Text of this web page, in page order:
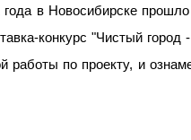
в Новосибирске
конкурс "Чистый
работы по проекту, и